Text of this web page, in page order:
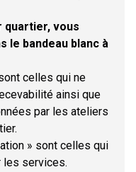
quartier, vous
le bandeau blanc à
celles qui ne
ainsi que
par les ateliers
» sont celles qui
les services.